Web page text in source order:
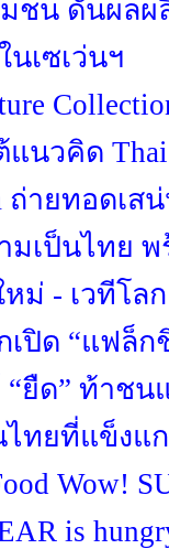
ชน ดันผลผ
เซเว่นฯ
นวคิด Thai
ถ่ายทอดเ
เป็นไทย
ม่ - เวทีโลก
กเปิด “แฟ
“ยืด” ท้าช
ทยที่แข็งแ
Wow!
is